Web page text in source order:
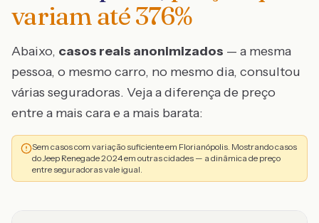
variam até376%
Abaixo, casos reais anonimizados — a mesma
pessoa, o mesmo carro, no mesmo dia, consultou
várias seguradoras. Veja a diferença de preço
entre a mais cara e a mais barata:
Sem casos com variação suficiente em Florianópolis. Mostrando casos
do Jeep Renegade 2024 em outras cidades — a dinâmica de preço
entre seguradoras vale igual.